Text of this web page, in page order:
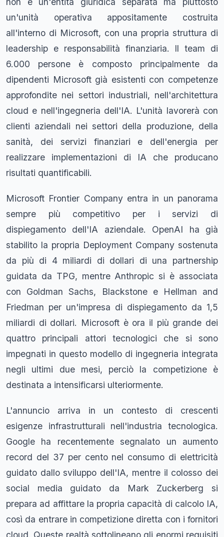
un'unità operativa appositamente costruita
all'interno di Microsoft, con una propria struttura di
leadership e responsabilità finanziaria. Il team di
6.000 persone è composto principalmente da
dipendenti Microsoft già esistenti con competenze
approfondite nei settori industriali, nell'architettura
cloud e nell'ingegneria dell'IA. L'unità lavorerà con
clienti aziendali nei settori della produzione, della
sanità, dei servizi finanziari e dell'energia per
realizzare implementazioni di IA che producano
risultati quantificabili.
Microsoft Frontier Company entra in un panorama
sempre più competitivo per i servizi di
dispiegamento dell'IA aziendale. OpenAI ha già
stabilito la propria Deployment Company sostenuta
da più di 4 miliardi di dollari di una partnership
guidata da TPG, mentre Anthropic si è associata
con Goldman Sachs, Blackstone e Hellman and
Friedman per un'impresa di dispiegamento da 1,5
miliardi di dollari. Microsoft è ora il più grande dei
quattro principali attori tecnologici che si sono
impegnati in questo modello di ingegneria integrata
negli ultimi due mesi, perciò la competizione è
destinata a intensificarsi ulteriormente.
L'annuncio arriva in un contesto di crescenti
esigenze infrastrutturali nell'industria tecnologica.
Google ha recentemente segnalato un aumento
record del 37 per cento nel consumo di elettricità
guidato dallo sviluppo dell'IA, mentre il colosso dei
social media guidato da Mark Zuckerberg si
prepara ad affittare la propria capacità di calcolo IA,
così da entrare in competizione diretta con i fornitori
cloud. Queste realtà sottolineano gli enormi requisiti